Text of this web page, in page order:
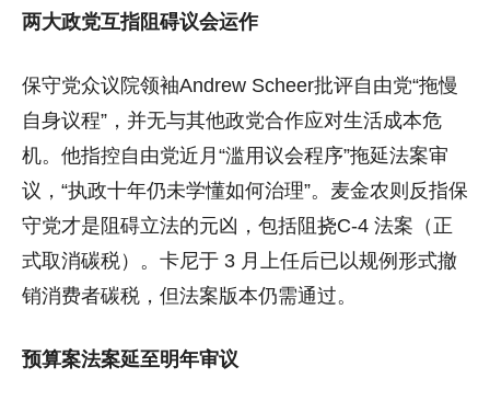
两大政党互指阻碍议会运作
保守党众议院领袖Andrew Scheer批评自由党“拖慢
自身议程”，并无与其他政党合作应对生活成本危
机。他指控自由党近月“滥用议会程序”拖延法案审
议，“执政十年仍未学懂如何治理”。麦金农则反指保
守党才是阻碍立法的元凶，包括阻挠C-4 法案（正
式取消碳税）。卡尼于 3 月上任后已以规例形式撤
销消费者碳税，但法案版本仍需通过。
预算案法案延至明年审议